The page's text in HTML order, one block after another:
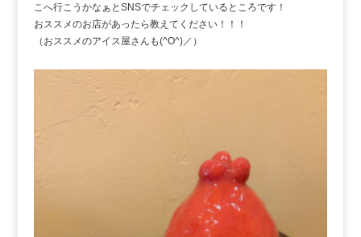
こへ行こうかなぁとSNSでチェックしているところです！
おススメのお店があったら教えてください！！！
（おススメのアイス屋さんも(^O^)／）